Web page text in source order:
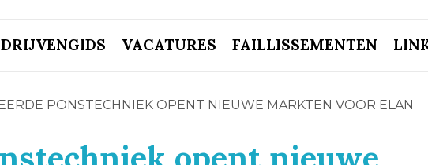
VACATURES FAILLISSEMENTEN
PONSTECHNIEK OPENT NIEUWE MARKTEN VOOR ELAN